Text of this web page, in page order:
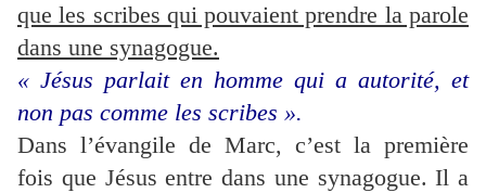
que les scribes qui pouvaient prendre la parole
dans une synagogue.
« Jésus parlait en homme qui a autorité, et
non pas comme les scribes ».
Dans l’évangile de Marc, c’est la première
fois que Jésus entre dans une synagogue. Il a